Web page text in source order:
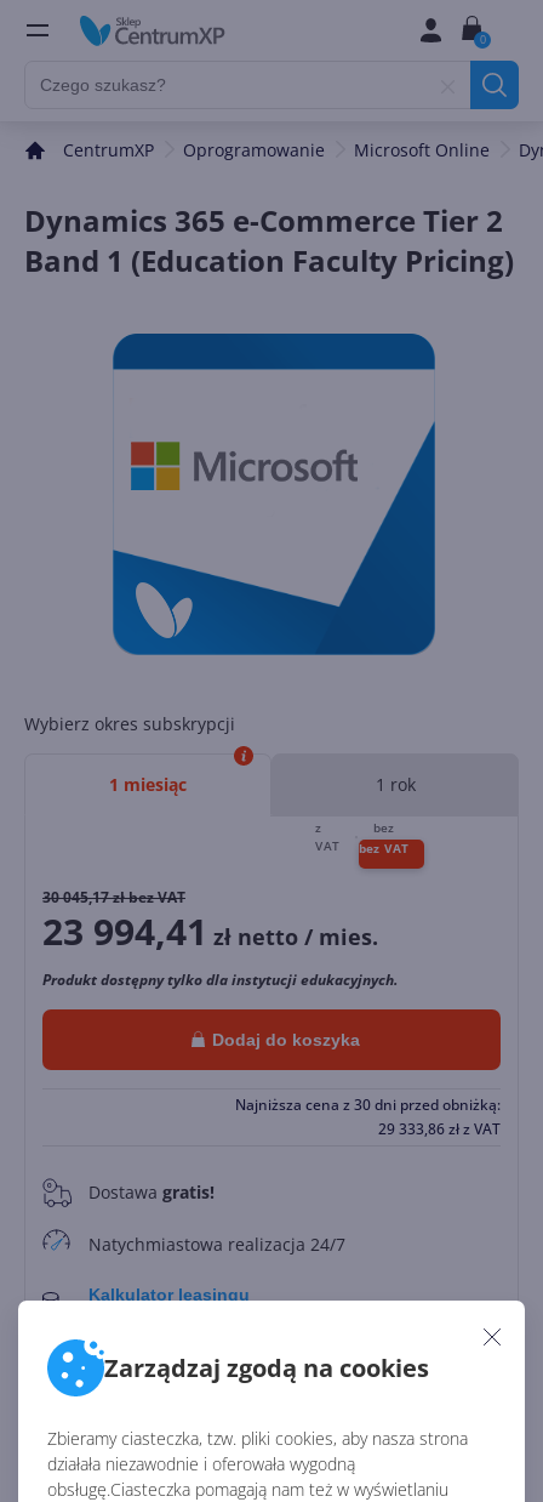
Zarządzaj zgodą na cookies
Zbieramy ciasteczka, tzw. pliki cookies, aby nasza strona
działała niezawodnie i oferowała wygodną
obsługę.Ciasteczka pomagają nam też w wyświetlaniu
0
CentrumXP Oprogramowanie Microsoft Online
Dynamics 365 e-Commerce Tier 2
Band 1 (Education Faculty Pricing)
Wybierz okres subskrypcji
1 miesiąc 1 rok
30 045,17zł bez VAT
23 994,41 zł netto / mies.
Produkt dostępny tylko dla instytucji edukacyjnych.
Dodaj do koszyka
Najniższa cena z 30 dni przed obniżką:
29 333,86złz VAT
0 Dostawa gratis!
Natychmiastowa realizacja 24/7
Kalkulator leasingu
Zapłać później
Do
Identyfikator:45533